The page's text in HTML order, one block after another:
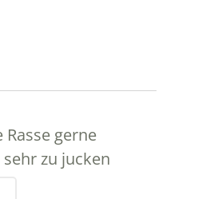
gerne
zu jucken